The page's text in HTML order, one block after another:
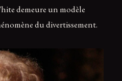
demeure un modèle
du divertissement.